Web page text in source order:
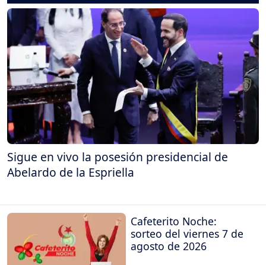
Sigue en vivo la posesión presidencial de
Abelardo de la Espriella
Cafeterito Noche:
sorteo del viernes 7 de
agosto de 2026